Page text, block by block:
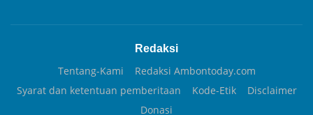
Redaksi
Tentang-Kami
Redaksi Ambontoday.com
Syarat dan ketentuan pemberitaan
Kode-Etik
Disclaimer
Donasi